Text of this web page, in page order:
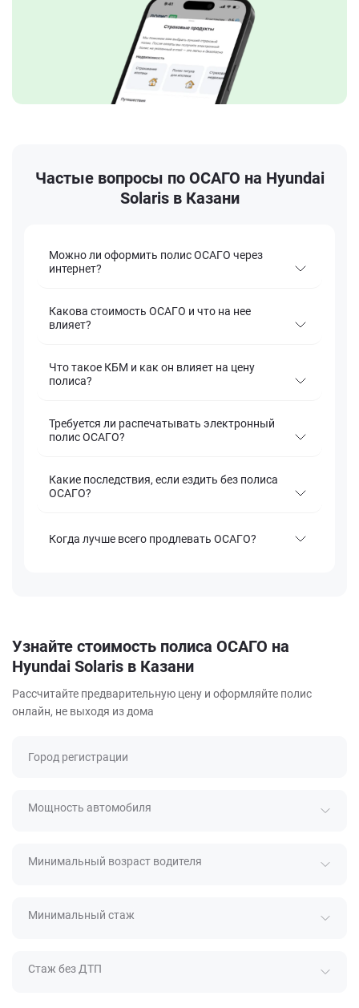
Частые вопросы по ОСАГО на Hyundai
Solaris в Казани
Можно ли оформить полис ОСАГО через
интернет?
Какова стоимость ОСАГО и что на нее
влияет?
Что такое КБМ и как он влияет на цену
полиса?
Требуется ли распечатывать электронный
полис ОСАГО?
Какие последствия, если ездить без полиса
ОСАГО?
Когда лучше всего продлевать ОСАГО?
Узнайте стоимость полиса ОСАГО на
Hyundai Solaris в Казани
Рассчитайте предварительную цену и оформляйте полис
онлайн, не выходя из дома
Город регистрации
Мощность автомобиля
Минимальный возраст водителя
Минимальный стаж
Стаж без ДТП